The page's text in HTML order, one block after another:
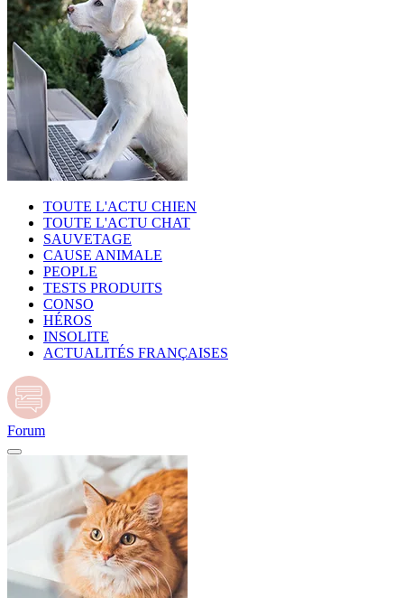
TOUTE L'ACTU CHIEN
TOUTE L'ACTU CHAT
SAUVETAGE
CAUSE ANIMALE
PEOPLE
TESTS PRODUITS
CONSO
HÉROS
INSOLITE
ACTUALITÉS FRANÇAISES
Forum